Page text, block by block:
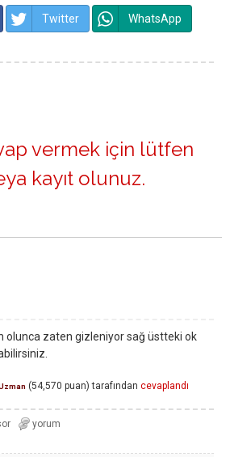
Twitter WhatsApp
vermek için lütfen
kayıt olunuz.
olunca zaten gizleniyor sağ üstteki ok
(54,570 puan) tarafından cevaplandı